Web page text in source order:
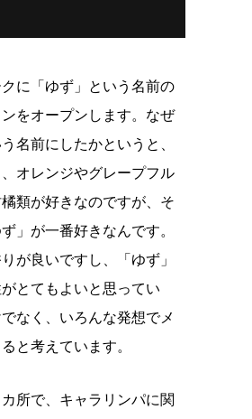
クに「ゆず」という名前の
をオープンします。なぜ
名前にしたかというと、
オレンジやグレープフル
類が好きなのですが、そ
」が一番好きなんです。
が良いですし、「ゆず」
とてもよいと思ってい
なく、いろんな発想でメ
と考えています。
所で、キャラリンパに関